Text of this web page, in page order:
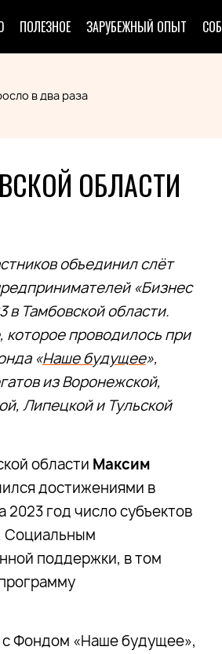
ПОЛЕЗНОЕ ЗАРУБЕЖНЫЙ ОПЫТ
в два раза
ОБЛАСТИ
объединил слёт
«Бизнес
в Тамбовской области.
проводилось при
«Наше будущее»,
из Воронежской,
Липецкой и Тульской
области Максим
достижениями в
2023 год число субъектов
Социальным
поддержки, в том
с Фондом «Наше будущее»,